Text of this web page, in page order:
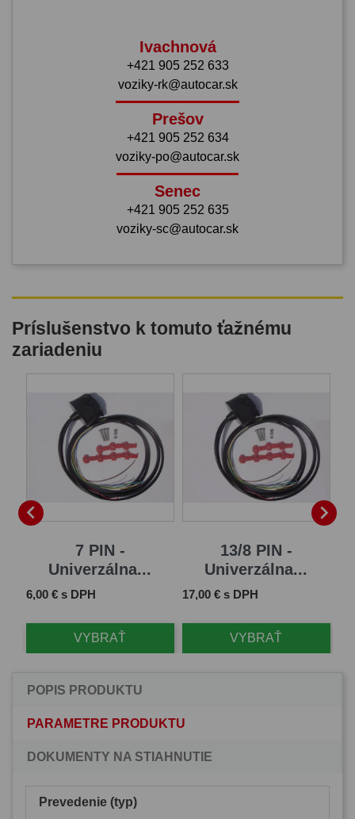
Ivachnová
+421 905 252 633
voziky-rk@autocar.sk
Prešov
+421 905 252 634
voziky-po@autocar.sk
Senec
+421 905 252 635
voziky-sc@autocar.sk
Príslušenstvo k tomuto ťažnému
zariadeniu

7 PIN -
Univerzálna...
Cena
6,00 € s DPH
VYBRAŤ
13/8 PIN -
Univerzálna...
Cena
17,00 € s DPH
VYBRAŤ

POPIS PRODUKTU
PARAMETRE PRODUKTU
DOKUMENTY NA STIAHNUTIE
Prevedenie (typ)